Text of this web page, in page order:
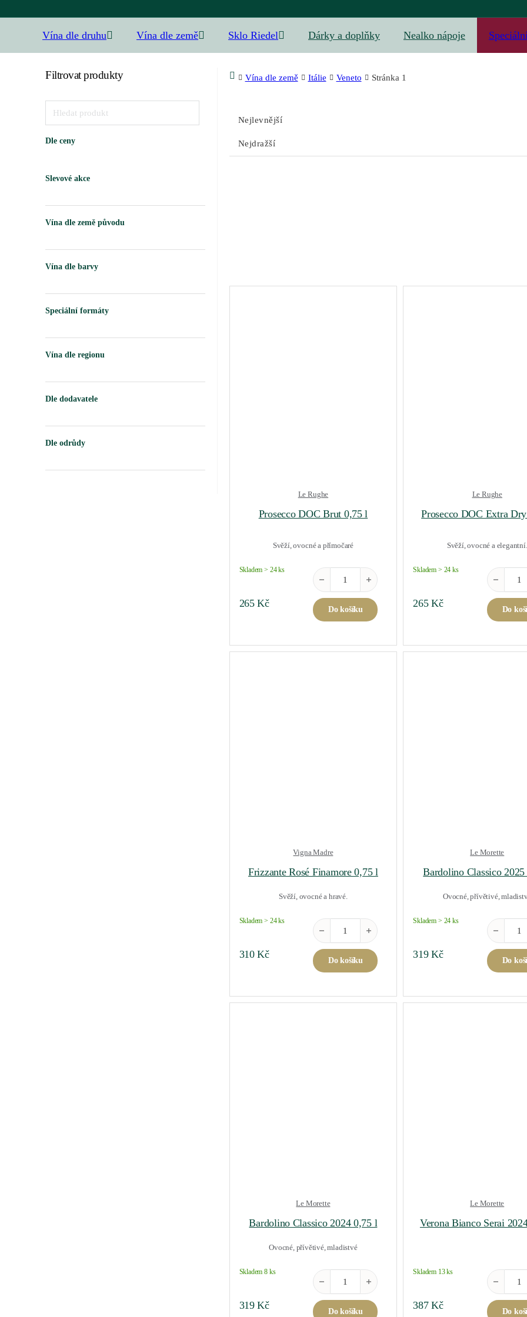
Vína dle druhu Vína dle země Sklo Riedel Dárky a doplňky Nealko nápoje
Filtrovat produkty
Dle ceny
Slevové akce
Vína dle země původu
Vína dle barvy
Speciální formáty
Vína dle regionu
Dle dodavatele
Dle odrůdy
Vína dle země Itálie Veneto Stránka 1
Nejlevnější
Nejdražší
Le Rughe
Prosecco DOC Brut 0,75 l
Svěží, ovocné a přímočaré
Skladem > 24 ks
265Kč
Prosecco DOC Brut 0,75 l množství
Do košíku
Le Rughe
Prosecco DOC Extra
Svěží, ovocné a elegantní.
Skladem > 24 ks
265Kč
Prosecco
Do
Vigna Madre
Frizzante Rosé Finamore 0,75 l
Svěží, ovocné a hravé.
Skladem > 24 ks
310Kč
Frizzante Rosé Finamore 0,75 l množství
Do košíku
Le Morette
Bardolino Classico
Ovocné, přívětivé,
Skladem > 24 ks
319Kč
Bardolino
Do
Le Morette
Bardolino Classico 2024 0,75 l
Ovocné, přívětivé, mladistvé
Skladem 8 ks
319Kč
Bardolino Classico 2024 0,75 l množství
Do košíku
Le Morette
Verona Bianco Serai
Skladem 13 ks
387Kč
Verona
Do